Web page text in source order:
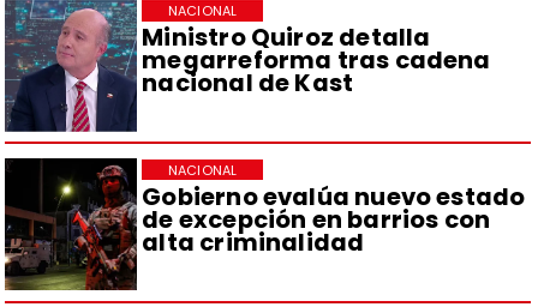
Ministro Quiroz detalla
megarreforma tras cadena
nacional de Kast
NACIONAL
Gobierno evalúa nuevo estado
de excepción en barrios con
alta criminalidad
NACIONAL